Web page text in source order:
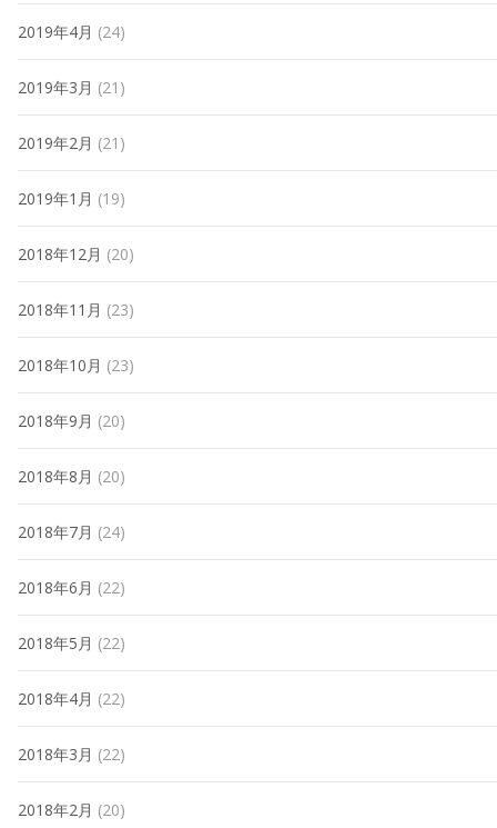
2019年4月 (24)
2019年3月 (21)
2019年2月 (21)
2019年1月 (19)
2018年12月 (20)
2018年11月 (23)
2018年10月 (23)
2018年9月 (20)
2018年8月 (20)
2018年7月 (24)
2018年6月 (22)
2018年5月 (22)
2018年4月 (22)
2018年3月 (22)
2018年2月 (20)